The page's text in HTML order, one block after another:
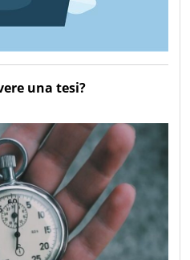
una tesi?